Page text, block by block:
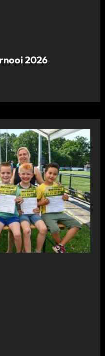
2026